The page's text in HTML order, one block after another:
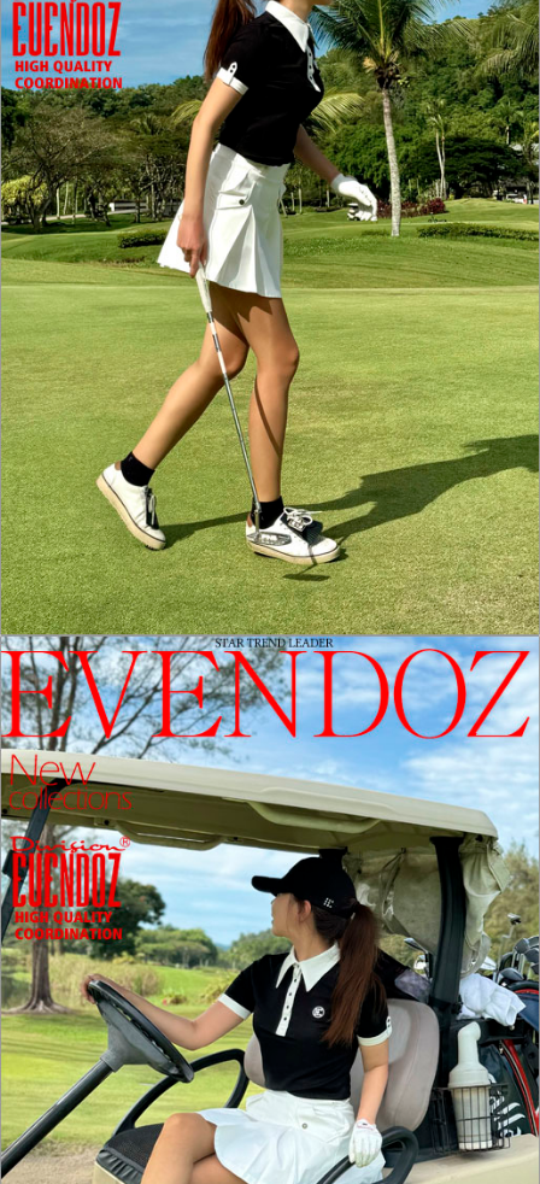
홈으로가기
이전페이지
상품문의하기
전체상품후기
신상품보기
회원가입